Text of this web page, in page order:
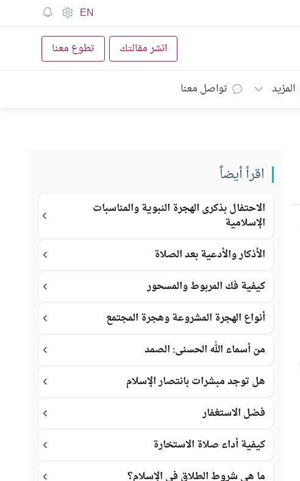
EN
انشر مقالتك تطوع معنا
المزيد تواصل معنا
اقرأ أيضاً
الاحتفال بذكرى الهجرة النبوية والمناسبات
الإسلامية
الأذكار والأدعية بعد الصلاة
كيفية فك المربوط والمسحور
أنواع الهجرة المشروعة وهجرة المجتمع
من أسماء الله الحسنى: الصمد
هل توجد مبشرات بانتصار الإسلام
فضل الاستغفار
كيفية أداء صلاة الاستخارة
ما هي شروط الطلاق في الإسلام؟